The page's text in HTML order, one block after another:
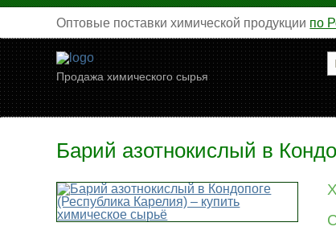
Оптовые поставки химической продукции по
Продажа химического сырья
Барий азотнокислый в